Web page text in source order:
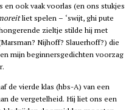
ook vaak voorlas (en ons stukjes
liet spelen – ‘swijt, ghi pute
zieltje stilde hij met
Nijhoff? Slauerhoff?) die
mijn beginnersgedichten voorzag
de vierde klas (hbs-A) van een
de vergetelheid. Hij liet ons een